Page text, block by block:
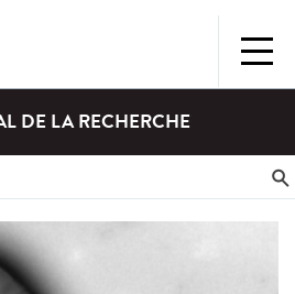
DE LA RECHERCHE